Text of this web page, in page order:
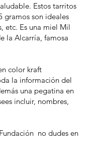
Estos tarritos
gramos son ideales
etc. Es una miel Mil
la Alcarría, famosa
color kraft
la información del
una pegatina en
incluir, nombres,
no dudes en